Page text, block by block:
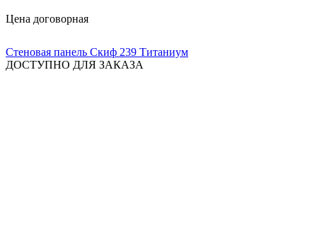
Цена договорная
Стеновая панель Скиф 239 Титаниум
ДОСТУПНО ДЛЯ ЗАКАЗА